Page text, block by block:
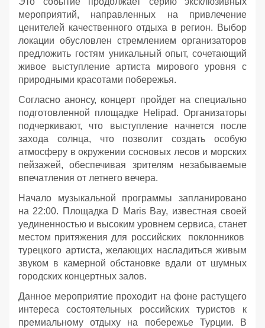
мероприятий, направленных на привлечение
ценителей качественного отдыха в регион. Выбор
локации обусловлен стремлением организаторов
предложить гостям уникальный опыт, сочетающий
живое выступление артиста мирового уровня с
природными красотами побережья.
Согласно анонсу, концерт пройдет на специально
подготовленной площадке Helipad. Организаторы
подчеркивают, что выступление начнется после
захода солнца, что позволит создать особую
атмосферу в окружении сосновых лесов и морских
пейзажей, обеспечивая зрителям незабываемые
впечатления от летнего вечера.
Начало музыкальной программы запланировано
на 22:00. Площадка D Maris Bay, известная своей
уединенностью и высоким уровнем сервиса, станет
местом притяжения для российских поклонников
турецкого артиста, желающих насладиться живым
звуком в камерной обстановке вдали от шумных
городских концертных залов.
Данное мероприятие проходит на фоне растущего
интереса состоятельных российских туристов к
премиальному отдыху на побережье Турции. В